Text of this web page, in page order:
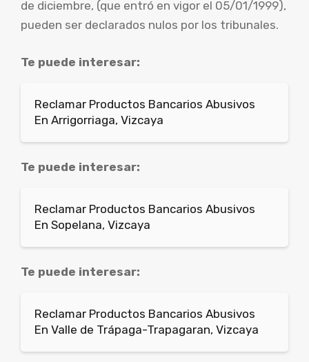
de diciembre, (que entró en vigor el 05/01/1999),
pueden ser declarados nulos por los tribunales.
Te puede interesar:
Reclamar Productos Bancarios Abusivos
En Arrigorriaga, Vizcaya
Te puede interesar:
Reclamar Productos Bancarios Abusivos
En Sopelana, Vizcaya
Te puede interesar:
Reclamar Productos Bancarios Abusivos
En Valle de Trápaga-Trapagaran, Vizcaya